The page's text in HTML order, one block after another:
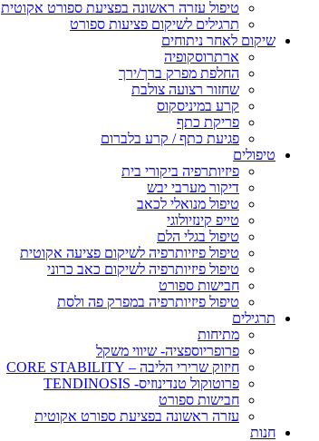
טיפול עזרה ראשונה בפציעת ספורט אקוטית
תרגילים לשיקום פציעות ספורט
שיקום לאחר ניתוחים
ארתרוסקופיה
החלפת מפרק ברך/ירך
שחזור רצועה צולבת
קרע במיניסקוס
פריקת כתף
פגיעת כתף / קרע בלברום
טיפולים
פיזיותרפיה ביקורי בית
דיקור מערבי יבש
טיפול מנואלי לכאב
טייפ קינזיולוגי
טיפול בגלי הלם
טיפול פיזיותרפיה לשיקום פציעה אקוטית
טיפול פיזיותרפיה לשיקום כאב כרוני
חבישות ספורט
טיפול פיזיותרפיה במפרק פה ולסת
תרגילים
מתיחות
פרופריוספציה- שיווי משקל
חיזוק שרירי הליבה – CORE STABILITY
פרוטוקול טנדינוזיס- TENDINOSIS
חבישות ספורט
עזרה ראשונה בפציעת ספורט אקוטית
חנות